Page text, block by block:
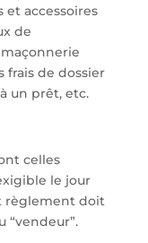
accessoires
de
frais de dossier
un prêt, etc.
celles
le jour
règlement doit
“vendeur”.